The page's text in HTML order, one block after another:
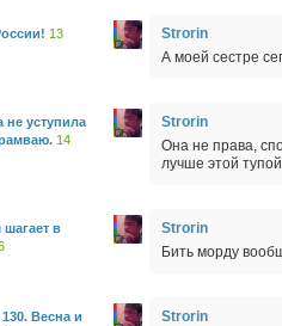
13
Strorin
А моей сестре
уступила
14
Strorin
Она не права,
лучше этой
шагает в
Strorin
Бить морду
Весна и
Strorin